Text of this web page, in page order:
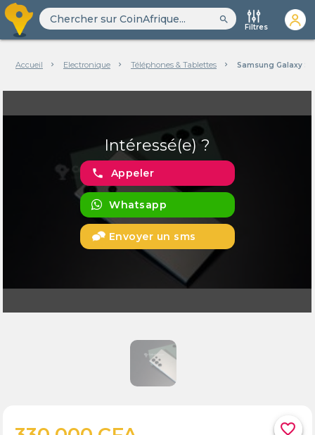
search
Filtres
Accueil Electronique Téléphones & Tablettes Samsung Galaxy
Intéressé(e) ?
phone Appeler
Whatsapp
Envoyer un sms
favorite_border